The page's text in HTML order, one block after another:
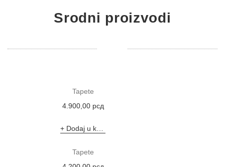
Srodni proizvodi
Tapete
4.900,00 рсд
Dodaj u korpu
Tapete